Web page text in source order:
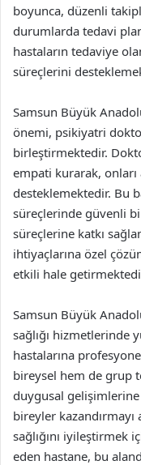
boyunca, düzenli
durumlarda tedavi
hastaların tedaviye
süreçlerini
Samsun Büyük
önemi, psikiyatri
birleştirmektedir.
empati kurarak,
desteklemektedir. Bu
süreçlerinde güvenli
süreçlerine katkı
ihtiyaçlarına özel
etkili hale
Samsun Büyük
sağlığı hizmetlerinde
hastalarına
bireysel hem de grup
duygusal gelişimlerine
bireyler kazandırmayı
sağlığını iyileştirmek
eden hastane, bu